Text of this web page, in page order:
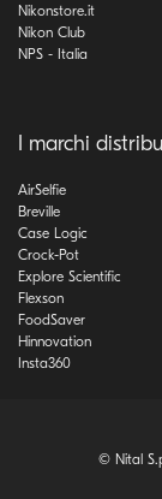
Nikonstore.it
Nikon Club
NPS - Italia
I marchi
AirSelfie
Breville
Case Logic
Crock-Pot
Explore Scientific
Flexson
FoodSaver
Hinnovation
Insta360
© Nital